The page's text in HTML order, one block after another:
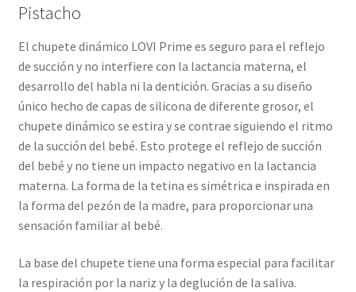
Pistacho
El chupete dinámico LOVI Prime es seguro para el reflejo
de succión y no interfiere con la lactancia materna, el
desarrollo del habla ni la dentición. Gracias a su diseño
único hecho de capas de silicona de diferente grosor, el
chupete dinámico se estira y se contrae siguiendo el ritmo
de la succión del bebé. Esto protege el reflejo de succión
del bebé y no tiene un impacto negativo en la lactancia
materna. La forma de la tetina es simétrica e inspirada en
la forma del pezón de la madre, para proporcionar una
sensación familiar al bebé.
La base del chupete tiene una forma especial para facilitar
la respiración por la nariz y la deglución de la saliva.